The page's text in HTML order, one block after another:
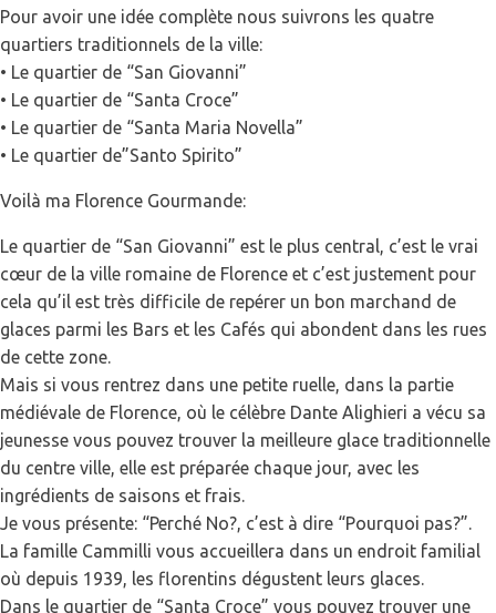
Pour avoir une idée complète nous suivrons les quatre
quartiers traditionnels de la ville:
• Le quartier de “San Giovanni”
• Le quartier de “Santa Croce”
• Le quartier de “Santa Maria Novella”
• Le quartier de”Santo Spirito”
Voilà ma Florence Gourmande:
Le quartier de “San Giovanni” est le plus central, c’est le vrai
cœur de la ville romaine de Florence et c’est justement pour
cela qu’il est très difficile de repérer un bon marchand de
glaces parmi les Bars et les Cafés qui abondent dans les rues
de cette zone.
Mais si vous rentrez dans une petite ruelle, dans la partie
médiévale de Florence, où le célèbre Dante Alighieri a vécu sa
jeunesse vous pouvez trouver la meilleure glace traditionnelle
du centre ville, elle est préparée chaque jour, avec les
ingrédients de saisons et frais.
Je vous présente: “Perché No?, c’est à dire “Pourquoi pas?”.
La famille Cammilli vous accueillera dans un endroit familial
où depuis 1939, les florentins dégustent leurs glaces.
Dans le quartier de “Santa Croce” vous pouvez trouver une